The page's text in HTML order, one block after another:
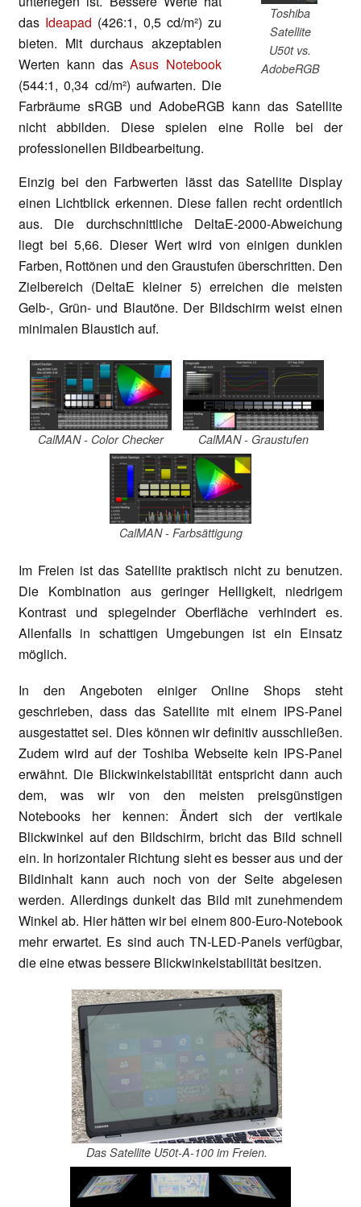
Toshiba
Satellite
U50t vs.
AdobeRGB
das Ideapad (426:1, 0,5 cd/m²) zu
bieten. Mit durchaus akzeptablen
Werten kann dasAsus Notebook
(544:1, 0,34 cd/m²) aufwarten. Die
Farbräume sRGB und AdobeRGB kann das Satellite
nicht abbilden. Diese spielen eine Rolle bei der
professionellen Bildbearbeitung.
Einzig bei den Farbwerten lässt das Satellite Display
einen Lichtblick erkennen. Diese fallen recht ordentlich
aus. Die durchschnittliche DeltaE-2000-Abweichung
liegt bei 5,66. Dieser Wert wird von einigen dunklen
Farben, Rottönen und den Graustufen überschritten. Den
Zielbereich (DeltaE kleiner 5) erreichen die meisten
Gelb-, Grün- und Blautöne. Der Bildschirm weist einen
minimalen Blaustich auf.
CalMAN - Color Checker CalMAN - Graustufen
CalMAN - Farbsättigung
Im Freien ist das Satellite praktisch nicht zu benutzen.
Die Kombination aus geringer Helligkeit, niedrigem
Kontrast und spiegelnder Oberfläche verhindert es.
Allenfalls in schattigen Umgebungen ist ein Einsatz
möglich.
In den Angeboten einiger Online Shops steht
geschrieben, dass das Satellite mit einem IPS-Panel
ausgestattet sei. Dies können wir definitiv ausschließen.
Zudem wird auf der Toshiba Webseite kein IPS-Panel
erwähnt. Die Blickwinkelstabilität entspricht dann auch
dem, was wir von den meisten preisgünstigen
Notebooks her kennen: Ändert sich der vertikale
Blickwinkel auf den Bildschirm, bricht das Bild schnell
ein. In horizontaler Richtung sieht es besser aus und der
Bildinhalt kann auch noch von der Seite abgelesen
werden. Allerdings dunkelt das Bild mit zunehmendem
Winkel ab. Hier hätten wir bei einem 800-Euro-Notebook
mehr erwartet. Es sind auch TN-LED-Panels verfügbar,
die eine etwas bessere Blickwinkelstabilität besitzen.
Das Satellite U50t-A-100 im Freien.